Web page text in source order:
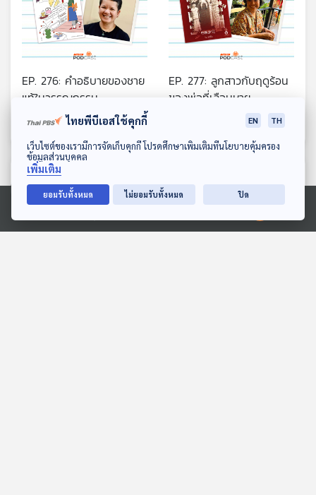
ดาวน์โหลด Thai PBS Podcast Application
Ⓒ 2020 องค์การกระจายเสียงและแพร่ภาพสาธารณะแห่งประเทศไทย
EP. 276: คำอธิบายของชาย
แท้ในวรรณกรรม
หลบมุมอ่าน
EP. 277: ลูกสาวกับฤดูร้อน
ของพ่อที่เลือนหาย
ตอนที่เกี่ยวข้อง
ไทยพีบีเอสใช้คุกกี้ EN TH
เว็บไซต์ของเรามีการจัดเก็บคุกกี้ โปรดศึกษาเพิ่มเติมที่นโยบายคุ้มครอง
ข้อมูลส่วนบุคคล
เพิ่มเติม
ยอมรับทั้งหมด ไม่ยอมรับทั้งหมด ปิด